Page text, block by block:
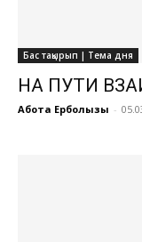
Бас тақырып | Тема дня
НА ПУТИ
Ақбота Ерболқызы -